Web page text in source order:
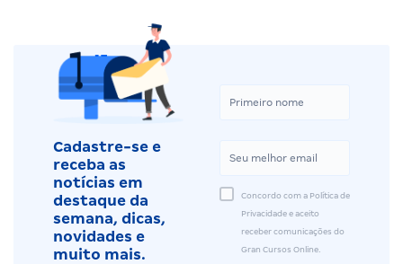
Cadastre-se e
receba as
notícias em
destaque da
semana, dicas,
novidades e
muito mais.
Concordo com a Política de
Privacidade e aceito
receber comunicações do
Gran Cursos Online.